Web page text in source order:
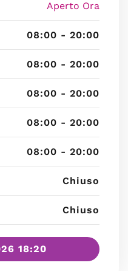
Aperto Ora
08:00 - 20:00
08:00 - 20:00
08:00 - 20:00
08:00 - 20:00
08:00 - 20:00
Chiuso
Chiuso
18:20